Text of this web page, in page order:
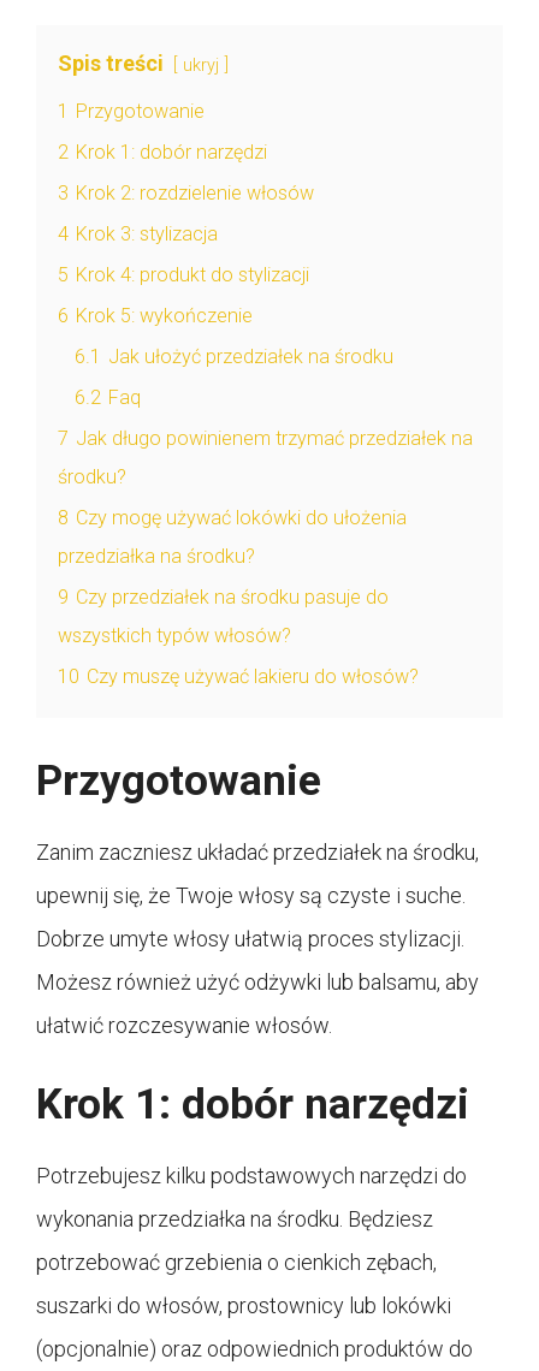
Spis treści ukryj
1
Przygotowanie
2 Krok 1: dobór narzędzi
3 Krok 2: rozdzielenie włosów
4 Krok 3: stylizacja
5 Krok 4: produkt do stylizacji
6 Krok 5: wykończenie
6.1 Jak ułożyć przedziałek na środku
6.2 Faq
7 Jak długo powinienem trzymać przedziałek na
środku?
8 Czy mogę używać lokówki do ułożenia
przedziałka na środku?
9 Czy przedziałek na środku pasuje do
wszystkich typów włosów?
10 Czy muszę używać lakieru do włosów?
Przygotowanie
Zanim zaczniesz układać przedziałek na środku,
upewnij się, że Twoje włosy są czyste i suche.
Dobrze umyte włosy ułatwią proces stylizacji.
Możesz również użyć odżywki lub balsamu, aby
ułatwić rozczesywanie włosów.
Krok 1: dobór narzędzi
Potrzebujesz kilku podstawowych narzędzi do
wykonania przedziałka na środku. Będziesz
potrzebować grzebienia o cienkich zębach,
suszarki do włosów, prostownicy lub lokówki
(opcjonalnie) oraz odpowiednich produktów do